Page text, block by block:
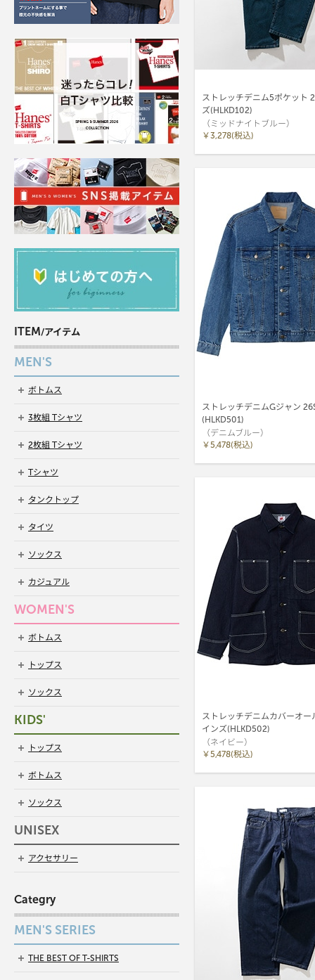
ストレッチデニム5ポケット
ズ(HLKD102)
（ミッドナイトブルー）
￥3,278(税込)
ストレッチデニムGジャン
(HLKD501)
（デニムブルー）
￥5,478(税込)
ストレッチデニムカバーオー
インズ(HLKD502)
（ネイビー）
￥5,478(税込)
ITEM/アイテム
MEN'S
ボトムス
3枚組 Tシャツ
2枚組 Tシャツ
Tシャツ
タンクトップ
タイツ
ソックス
カジュアル
WOMEN'S
ボトムス
トップス
ソックス
KIDS'
トップス
ボトムス
ソックス
UNISEX
アクセサリー
Categry
MEN'S SERIES
THE BEST OF T-SHIRTS